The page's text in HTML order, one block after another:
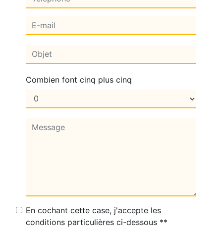
Combien font cinq plus cinq
En cochant cette case, j'accepte les
conditions particulières ci-dessous **